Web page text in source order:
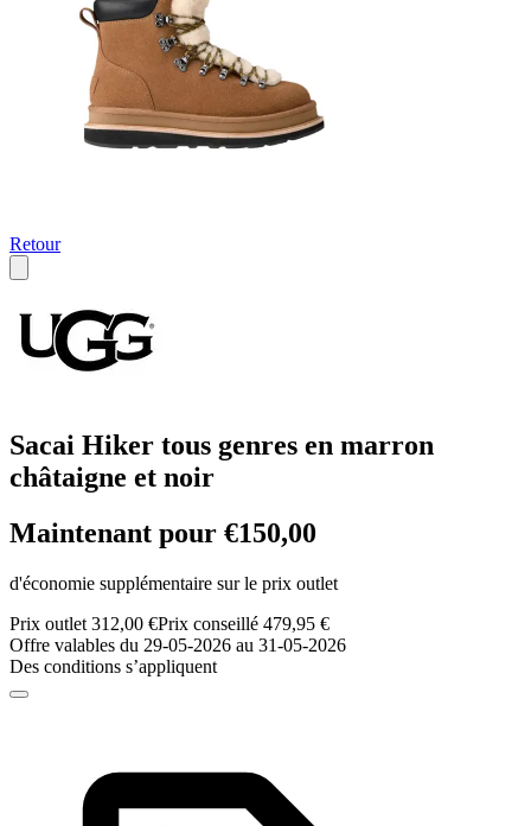
Retour
Sacai Hiker tous genres en marron
châtaigne et noir
Maintenant pour €150,00
d'économie supplémentaire sur le prix outlet
Prix outlet 312,00 €Prix conseillé 479,95 €
Offre valables du 29-05-2026 au 31-05-2026
Des conditions s’appliquent